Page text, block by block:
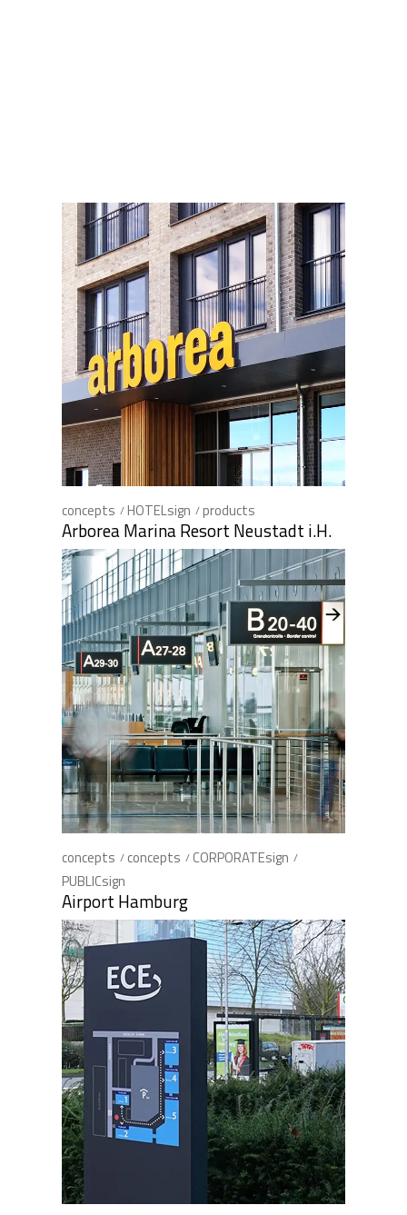
concepts HOTELsign products
Arborea Marina Resort Neustadt i.H.
concepts concepts
CORPORATEsign
PUBLICsign
Airport Hamburg